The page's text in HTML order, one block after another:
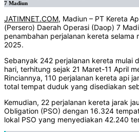
7 Madiun
JATIMNET.COM, Madiun – PT Kereta
(Persero) Daerah Operasi (Daop) 7
penambahan perjalanan kereta selama
2025.
Sebanyak 242 perjalanan kereta mulai
hari, terhitung sejak 21 Maret-11 April
Rinciannya, 110 perjalanan kereta api
total tempat duduk yang disediakan
Kemudian, 22 perjalanan kereta jarak
Obligation (PSO) dengan 16.324
lokal PSO yang menyediakan 42.240